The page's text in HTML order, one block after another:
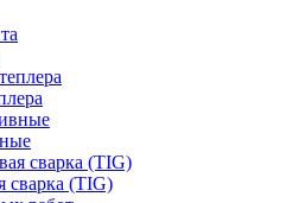
сварка (TIG)